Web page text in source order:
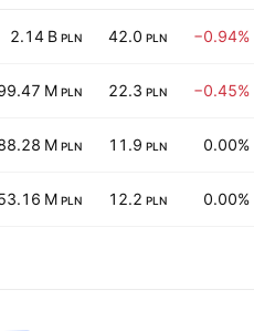
2.14 B PLN 42.0 PLN −0.94%
M PLN 22.3 PLN −0.45%
M PLN 11.9 PLN 0.00%
M PLN 12.2 PLN 0.00%